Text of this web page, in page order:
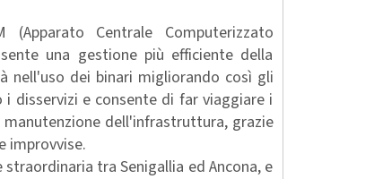
Centrale Computerizzato
una gestione più efficiente della
nell'uso dei binari migliorando così gli
disservizi e consente di far viaggiare i
dell'infrastruttura, grazie
improvvise.
tra Senigallia ed Ancona, e